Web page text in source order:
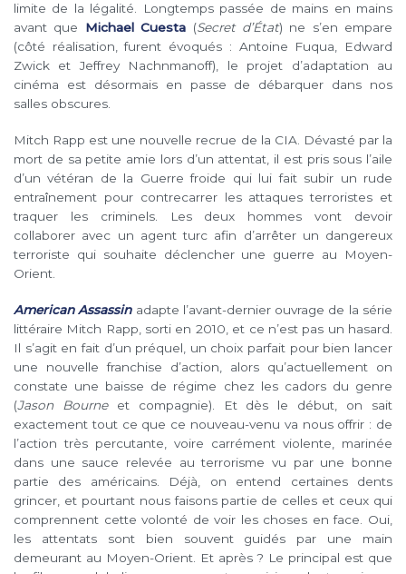
limite de la légalité. Longtemps passée de mains en mains
avant que Michael Cuesta (Secret d’État) ne s’en empare
(côté réalisation, furent évoqués : Antoine Fuqua, Edward
Zwick et Jeffrey Nachnmanoff), le projet d’adaptation au
cinéma est désormais en passe de débarquer dans nos
salles obscures.
Mitch Rapp est une nouvelle recrue de la CIA. Dévasté par la
mort de sa petite amie lors d’un attentat, il est pris sous l’aile
d’un vétéran de la Guerre froide qui lui fait subir un rude
entraînement pour contrecarrer les attaques terroristes et
traquer les criminels. Les deux hommes vont devoir
collaborer avec un agent turc afin d’arrêter un dangereux
terroriste qui souhaite déclencher une guerre au Moyen-
Orient.
American Assassinadapte l’avant-dernier ouvrage de la série
littéraire Mitch Rapp, sorti en 2010, et ce n’est pas un hasard.
Il s’agit en fait d’un préquel, un choix parfait pour bien lancer
une nouvelle franchise d’action, alors qu’actuellement on
constate une baisse de régime chez les cadors du genre
(Jason Bourneet compagnie). Et dès le début, on sait
exactement tout ce que ce nouveau-venu va nous offrir : de
l’action très percutante, voire carrément violente, marinée
dans une sauce relevée au terrorisme vu par une bonne
partie des américains. Déjà, on entend certaines dents
grincer, et pourtant nous faisons partie de celles et ceux qui
comprennent cette volonté de voir les choses en face. Oui,
les attentats sont bien souvent guidés par une main
demeurant au Moyen-Orient. Et après ? Le principal est que